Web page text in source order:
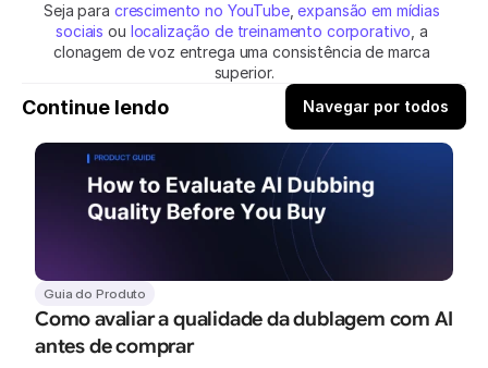
Seja para crescimento no YouTube, expansão em mídias
sociais ou localização de treinamento corporativo , a
clonagem de voz entrega uma consistência de marca
superior.
Continue lendo Navegar por todos
Guia do Produto
Como avaliar a qualidade da dublagem com AI
antes de comprar